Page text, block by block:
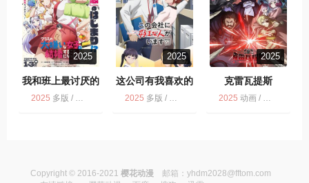
2025
我和班上最讨厌的
女生结婚了。
2025 多版 / 动画
2025
这公司有我喜欢的
人
2025 多版 / 动画 / 这公司有我喜欢的人
2025
克雷瓦提斯
2025 动画 / 多版
Copyright © 2016-2021 樱花动漫 邮箱： yhdm2028@fftom.com